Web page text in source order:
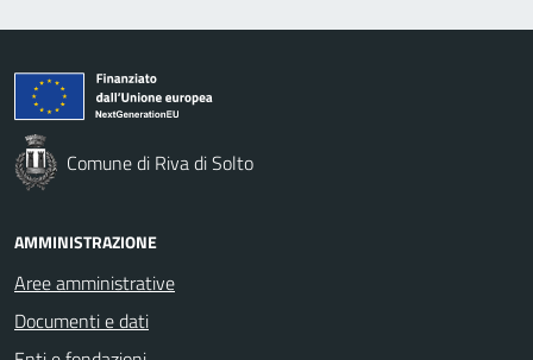
Comune di Riva di Solto
AMMINISTRAZIONE
Aree amministrative
Documenti e dati